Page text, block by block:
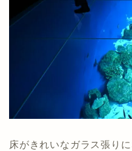
床がきれいなガラス張り